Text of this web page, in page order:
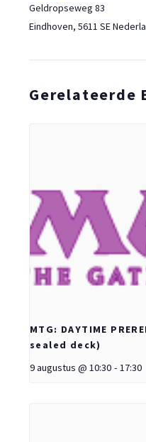
Geldropseweg 83
Eindhoven, 5611 SE
Gerelateerde
MTG: DAYTIME
sealed deck)
9 augustus @ 10:30 - 17:30